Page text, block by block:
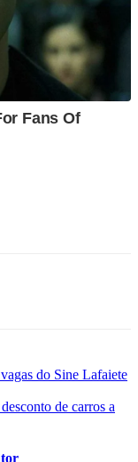
do Sine Lafaiete
de carros a